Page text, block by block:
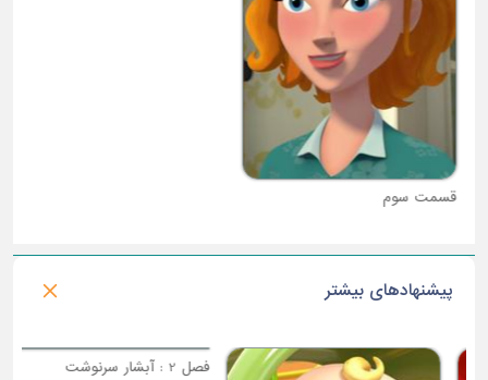
قسمت سوم
پیشنهادهای بیشتر
فصل 2 : آبشار سرنوشت